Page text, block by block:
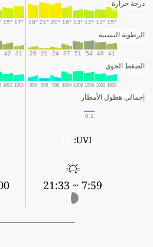
درجة حرارة
15°
13°
12°
13°
16°
20°
21°
18°
17°
15°
الرطوبة النسبية
41
48
54
51
37
24
21
28
31
42
الضغط الجوي
1000
1002
1004
1006
1004
998
995
998
1001
1002
إجمالي هطول الأمطار
0.1
UVI:
7:59 ~ 21:33